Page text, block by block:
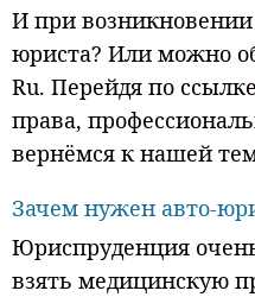
И при
юриста? Или можно
Ru. Перейдя по ссылке
права,
вернёмся к нашей
Зачем нужен авто-
Юриспруденция
взять медицинскую